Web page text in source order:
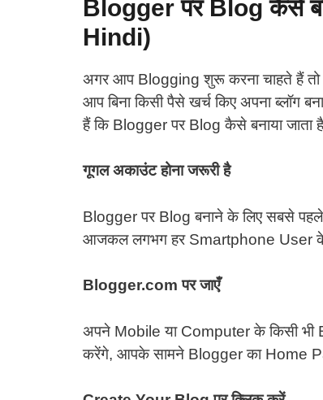
Bloggerपर Blogकैसे
Hindi)
अगर आप Blogging शुरू करना चाहते हैं तो
आप बिना किसी पैसे खर्च किए अपना
हैं कि Blogger पर Blog कैसे बनाया जाता
गूगल अकाउंट होना जरूरी है
Blogger पर Blog बनाने के लिए सबसे
आजकल लगभग हर Smartphone User के
Blogger.comपर जाएँ
अपने Mobile या Computer के किसी
करेंगे, आपके सामने Blogger का Home